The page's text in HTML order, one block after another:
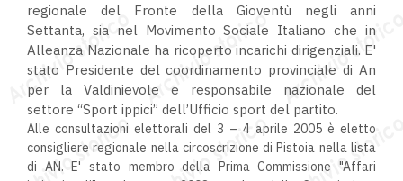
regionale del Fronte della Gioventù negli anni
Settanta, sia nel Movimento Sociale Italiano che in
Alleanza Nazionale ha ricoperto incarichi dirigenziali. E'
stato Presidente del coordinamento provinciale di An
per la Valdinievole e responsabile nazionale del
settore “Sport ippici” dell’Ufficio sport del partito.
Alle consultazioni elettorali del 3 – 4 aprile 2005 è eletto
consigliere regionale nella circoscrizione di Pistoia nella lista
di AN. E' stato membro della Prima Commissione "Affari